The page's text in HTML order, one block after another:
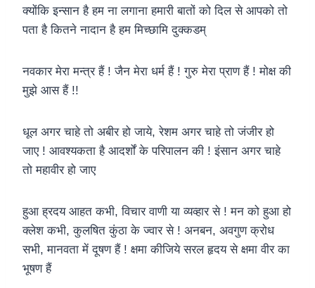
क्योंकि इन्सान है हम ना लगाना हमारी बातों को दिल से आपको तो
पता है कितने नादान है हम मिच्छामि दुक्कडम्
नवकार मेरा मन्त्र हैं ! जैन मेरा धर्म हैं ! गुरु मेरा प्राण हैं ! मोक्ष की
मुझे आस हैं !!
धूल अगर चाहे तो अबीर हो जाये, रेशम अगर चाहे तो जंजीर हो
जाए ! आवश्यकता है आदर्शों के परिपालन की ! इंसान अगर चाहे
तो महावीर हो जाए
हुआ ह्रदय आहत कभी, विचार वाणी या व्यव्हार से ! मन को हुआ हो
क्लेश कभी, कुलषित कुंठा के ज्वार से ! अनबन, अवगुण क्रोध
सभी, मानवता में दूषण हैं ! क्षमा कीजिये सरल हृदय से क्षमा वीर का
भूषण हैं